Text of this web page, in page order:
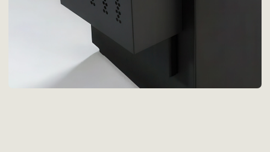
печь с водяной
рубашкой 2 мм (AISI 304)
спинки, сидушки и
подножник из алтайского
кедра